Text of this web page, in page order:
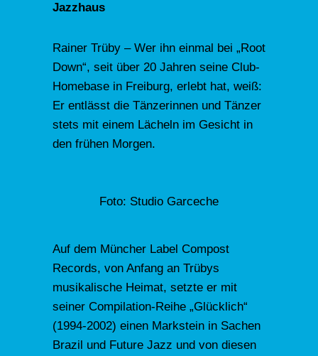
Jazzhaus
Rainer Trüby – Wer ihn einmal bei „Root
Down“, seit über 20 Jahren seine Club-
Homebase in Freiburg, erlebt hat, weiß:
Er entlässt die Tänzerinnen und Tänzer
stets mit einem Lächeln im Gesicht in
den frühen Morgen.
Foto: Studio Garceche
Auf dem Müncher Label Compost
Records, von Anfang an Trübys
musikalische Heimat, setzte er mit
seiner Compilation-Reihe „Glücklich“
(1994-2002) einen Markstein in Sachen
Brazil und Future Jazz und von diesen